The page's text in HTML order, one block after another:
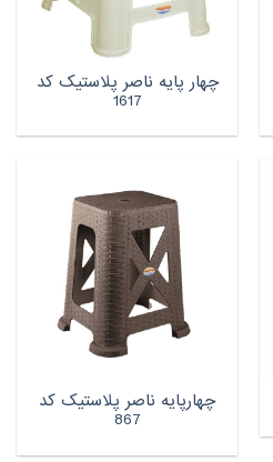
چهار پایه ناصر پلاستیک کد
1617
چهارپایه ناصر پلاستیک کد
867